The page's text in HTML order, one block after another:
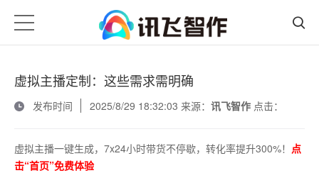
虚拟主播定制：这些需求需明确
发布时间
2025/8/29 18:32:03 来源： 讯飞智作 点击：
虚拟主播一键生成，7x24小时带货不停歇，转化率提升300%！ 点
击“首页”免费体验